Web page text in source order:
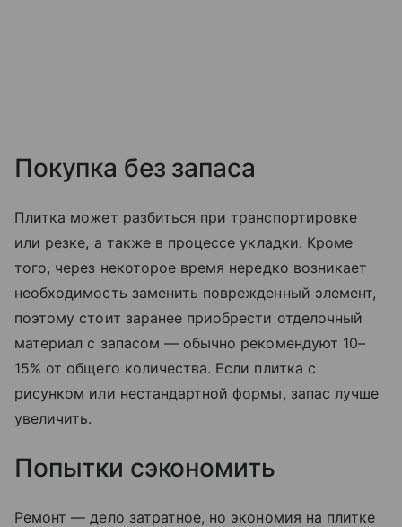
Покупка без запаса
Плитка может разбиться при транспортировке
или резке, а также в процессе укладки. Кроме
того, через некоторое время нередко возникает
необходимость заменить поврежденный элемент,
поэтому стоит заранее приобрести отделочный
материал с запасом — обычно рекомендуют 10–
15% от общего количества. Если плитка с
рисунком или нестандартной формы, запас лучше
увеличить.
Попытки сэкономить
Ремонт — дело затратное, но экономия на плитке